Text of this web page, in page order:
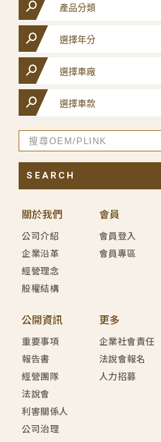
關於我們
公司介紹
企業沿革
經營理念
股權結構
會員
會員登入
會員專區
公開資訊
重要事項
報告書
經營團隊
法說會
利害關係人
公司治理
更多
企業社會責任
法說會報名
人力招募
SEARCH